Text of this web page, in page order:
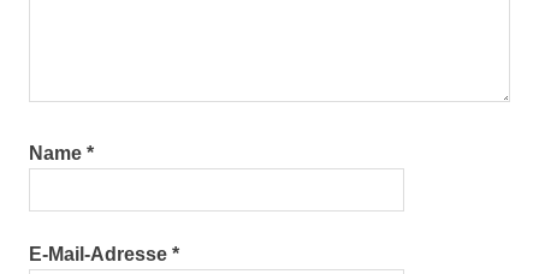
Name *
E-Mail-Adresse *